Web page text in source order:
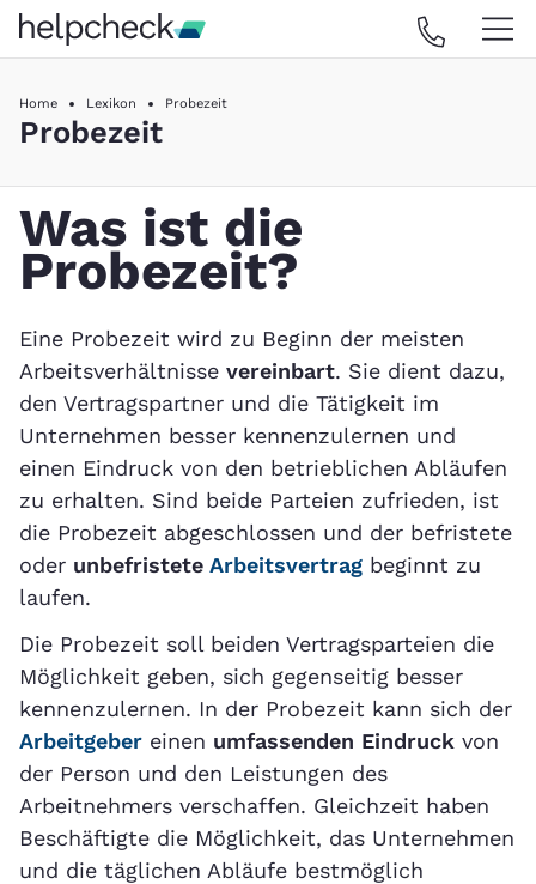
Home Lexikon Probezeit
Probezeit
Was ist die
Probezeit?
Eine Probezeit wird zu Beginn der meisten
Arbeitsverhältnisse vereinbart. Sie dient dazu,
den Vertragspartner und die Tätigkeit im
Unternehmen besser kennenzulernen und
einen Eindruck von den betrieblichen Abläufen
zu erhalten. Sind beide Parteien zufrieden, ist
die Probezeit abgeschlossen und der befristete
oder unbefristete Arbeitsvertrag beginnt zu
laufen.
Die Probezeit soll beiden Vertragsparteien die
Möglichkeit geben, sich gegenseitig besser
kennenzulernen. In der Probezeit kann sich der
Arbeitgeber einen umfassenden Eindruck von
der Person und den Leistungen des
Arbeitnehmers verschaffen. Gleichzeit haben
Beschäftigte die Möglichkeit, das Unternehmen
und die täglichen Abläufe bestmöglich